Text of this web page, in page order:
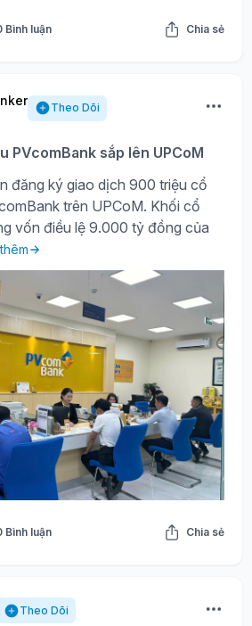
Bình luận Chia sẻ
Theo Dõi
PVcomBank sắp lên UPCoM
đăng ký giao dịch 900 triệu cổ
trên UPCoM. Khối cổ
vốn điều lệ 9.000 tỷ đồng của
Bình luận Chia sẻ
Theo Dõi